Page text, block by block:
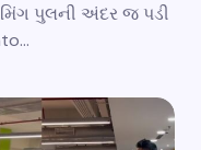
પુલની અંદર જ પડી